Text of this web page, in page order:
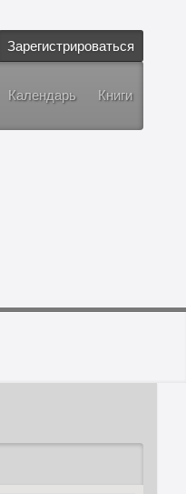
Зарегистрироваться
Календарь Книги